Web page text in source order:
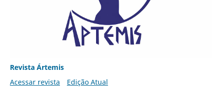
Revista Ártemis
Acessar revista
Edição Atual